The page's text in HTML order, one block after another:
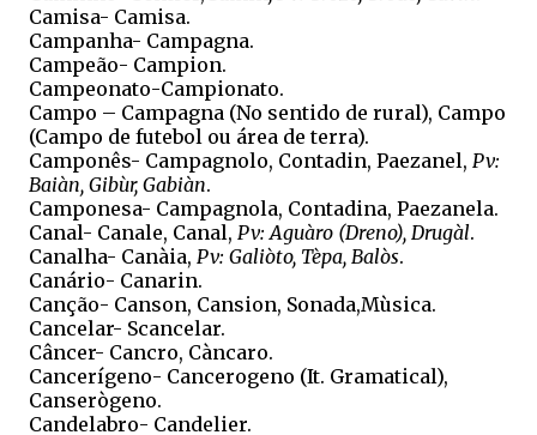
Camisa- Camisa.
Campanha- Campagna.
Campeão- Campion.
Campeonato-Campionato.
Campo – Campagna (No sentido de rural), Campo
(Campo de futebol ou área de terra).
Camponês- Campagnolo, Contadin, Paezanel, Pv:
Baiàn, Gibùr, Gabiàn.
Camponesa- Campagnola, Contadina, Paezanela.
Canal- Canale, Canal, Pv: Aguàro (Dreno), Drugàl.
Canalha- Canàia, Pv: Galiòto, Tèpa, Balòs.
Canário- Canarin.
Canção- Canson, Cansion, Sonada,Mùsica.
Cancelar- Scancelar.
Câncer- Cancro, Càncaro.
Cancerígeno- Cancerogeno (It. Gramatical),
Canserògeno.
Candelabro- Candelier.